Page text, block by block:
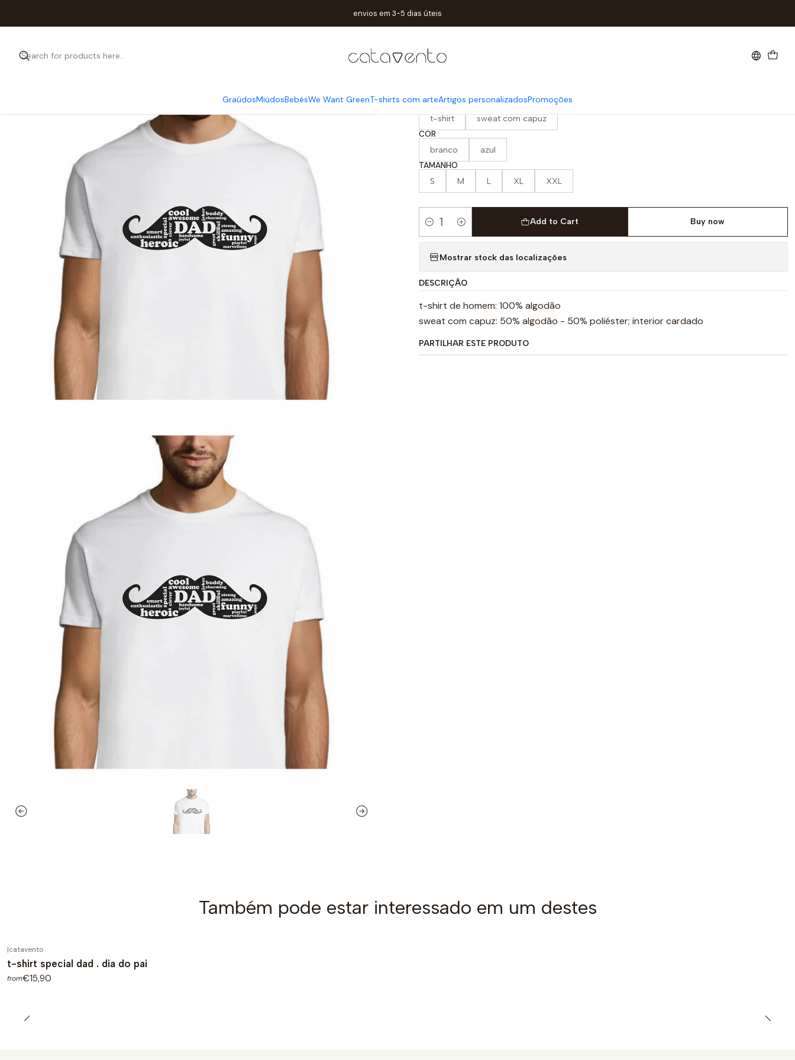
GraúdosMiúdosBebésWe Want GreenT-shirts com arteArtigos personalizadosPromoções
envios em 3-5 dias úteis
Mulher / Homem t-shirt dad bigode . dia do pai
|
t-shirt dad bigode . dia do pai
PRODUTO
t-shirt sweat com capuz
COR
branco azul
TAMANHO
S M L XL XXL
Quantity
Add to Cart Buy now
Mostrar stock das localizações
DESCRIÇÃO
t-shirt de homem: 100% algodão
sweat com capuz: 50% algodão - 50% poliéster; interior cardado
PARTILHAR ESTE PRODUTO
Também pode estar interessado em um destes
|catavento
t-shirt special dad . dia do pai
from€15,90